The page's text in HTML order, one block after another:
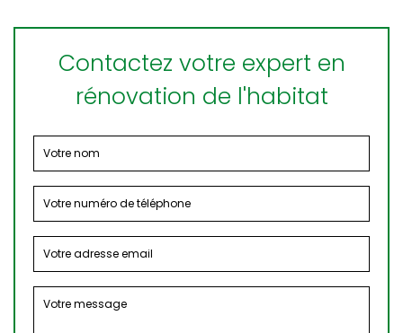
Contactez votre expert en
rénovation de l'habitat